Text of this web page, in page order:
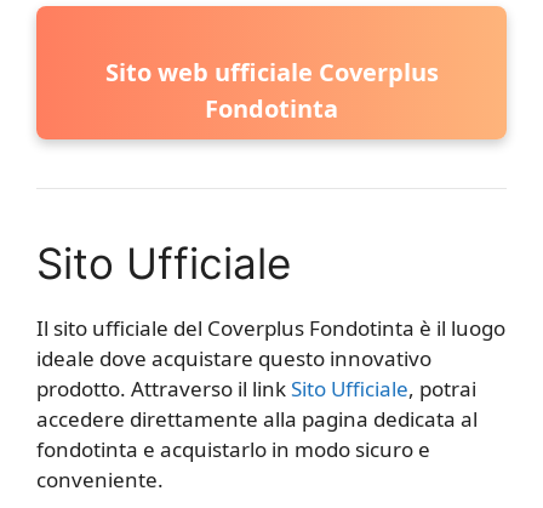
Sito web ufficiale Coverplus
Fondotinta
Sito Ufficiale
Il sito ufficiale del Coverplus Fondotinta è il luogo
ideale dove acquistare questo innovativo
prodotto. Attraverso il linkSito Ufficiale, potrai
accedere direttamente alla pagina dedicata al
fondotinta e acquistarlo in modo sicuro e
conveniente.